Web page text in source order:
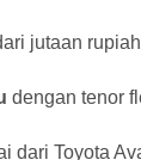
jutaan
dengan tenor
dari Toyota